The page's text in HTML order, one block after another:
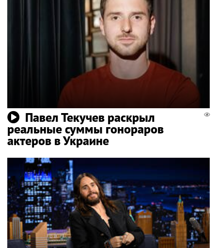
Павел Текучев раскрыл
реальные суммы гонораров
актеров в Украине